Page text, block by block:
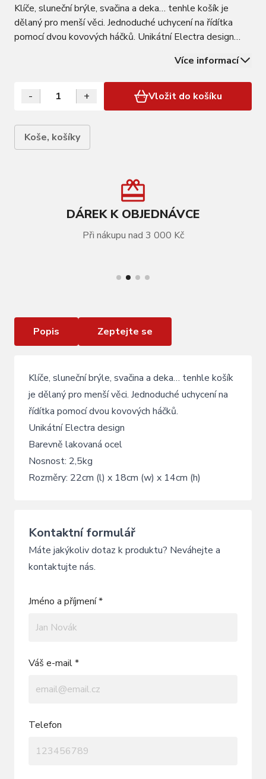
Klíče, sluneční brýle, svačina a deka… tenhle košík je
dělaný pro menší věci. Jednoduché uchycení na řídítka
pomocí dvou kovových háčků. Unikátní Electra design
Více informací
- + Vložit do košíku
Koše, košíky
DÁREK K OBJEDNÁVCE
Při nákupu nad 3 000 Kč
Přední koš ELECTRA Honeycomb s háčky - Mint
Popis Zeptejte se
Klíče, sluneční brýle, svačina a deka… tenhle košík
je dělaný pro menší věci. Jednoduché uchycení na
řídítka pomocí dvou kovových háčků.
Unikátní Electra design
Barevně lakovaná ocel
Nosnost: 2,5kg
Rozměry: 22cm (l) x 18cm (w) x 14cm (h)
Kontaktní formulář
Máte jakýkoliv dotaz k produktu? Neváhejte a
kontaktujte nás.
Jméno a příjmení *
Váš e-mail *
Telefon